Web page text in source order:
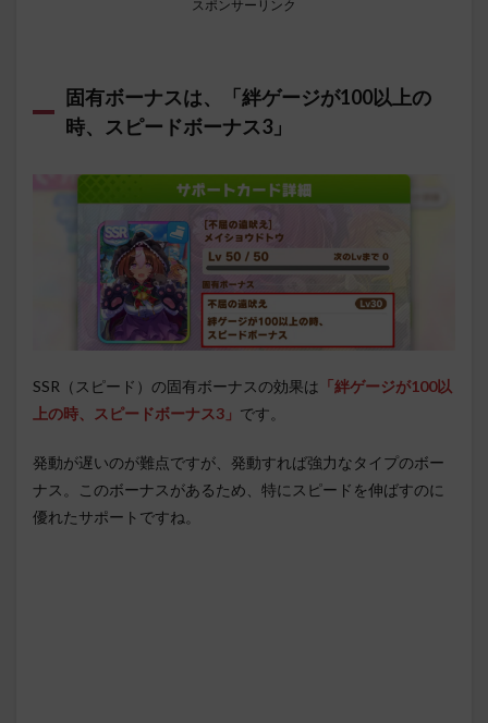
スポンサーリンク
固有ボーナスは、「絆ゲージが100以上の
時、スピードボーナス3」
SSR（スピード）の固有ボーナスの効果は 「絆ゲージが100以
上の時、スピードボーナス3」 です。
発動が遅いのが難点ですが、発動すれば強力なタイプのボー
ナス。このボーナスがあるため、特にスピードを伸ばすのに
優れたサポートですね。